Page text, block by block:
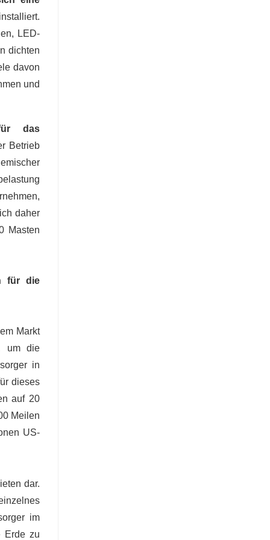
LED-
dichten
davon
und
das
Betrieb
daher
Masten
für die
Markt
um die
in
dieses
auf 20
Meilen
US-
dar.
im
Erde zu